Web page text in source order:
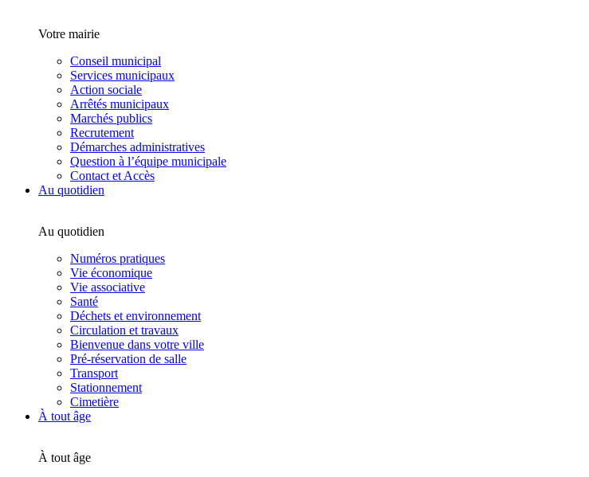
Votre mairie
Conseil municipal
Services municipaux
Action sociale
Arrêtés municipaux
Marchés publics
Recrutement
Démarches administratives
Question à l’équipe municipale
Contact et Accès
Au quotidien
Au quotidien
Numéros pratiques
Vie économique
Vie associative
Santé
Déchets et environnement
Circulation et travaux
Bienvenue dans votre ville
Pré-réservation de salle
Transport
Stationnement
Cimetière
À tout âge
À tout âge